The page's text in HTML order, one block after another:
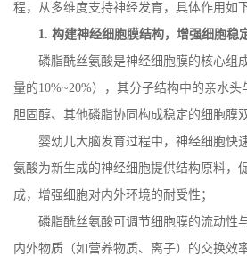
程，从多维度支持神经发育，具体作用如下
1.构建神经细胞膜结构，增强细胞稳
磷脂酰丝氨酸是神经细胞膜的核心组
量的10%~20%），其分子结构中的亲水头
胆固醇、其他磷脂协同构成稳定的细胞膜
婴幼儿大脑发育过程中，神经细胞快
氨酸为新生成的神经细胞提供结构原料，
成，增强细胞对内外环境的耐受性；
磷脂酰丝氨酸可调节细胞膜的流动性
内外物质（如营养物质、离子）的交换效